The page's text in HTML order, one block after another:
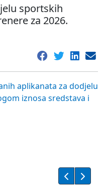
sportskih
za 2026.
aplikanata za dodjelu
iznosa sredstava i